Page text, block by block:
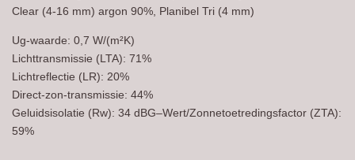
Clear (4-16 mm) argon 90%, Planibel Tri (4 mm)
Ug-waarde: 0,7 W/(m²K)
Lichttransmissie (LTA): 71%
Lichtreflectie (LR): 20%
Direct-zon-transmissie: 44%
Geluidsisolatie (Rw): 34 dBG–Wert/Zonnetoetredingsfactor (ZTA):
59%